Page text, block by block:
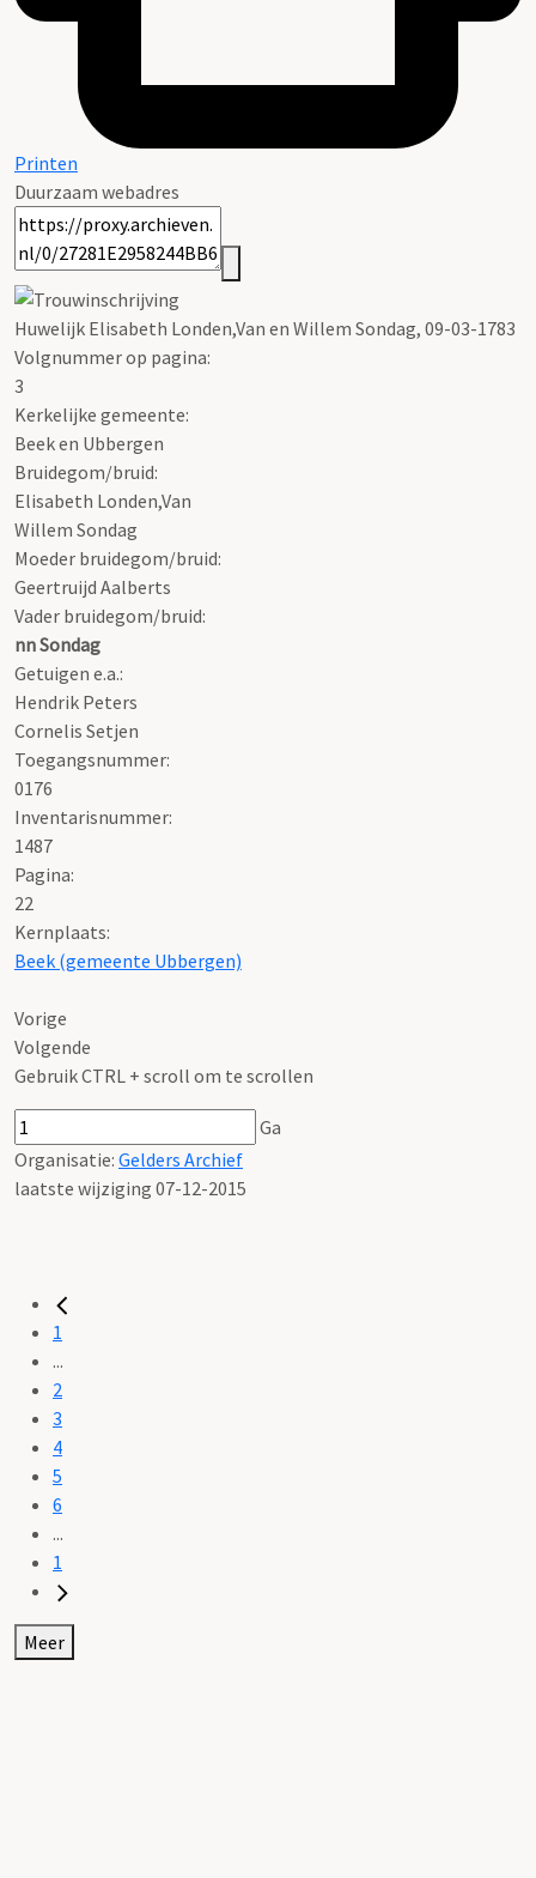
Printen
Duurzaam webadres
Huwelijk Elisabeth Londen,Van en Willem Sondag, 09-03-1783
Volgnummer op pagina:
3
Kerkelijke gemeente:
Beek en Ubbergen
Bruidegom/bruid:
Elisabeth Londen,Van
Willem Sondag
Moeder bruidegom/bruid:
Geertruijd Aalberts
Vader bruidegom/bruid:
nn Sondag
Getuigen e.a.:
Hendrik Peters
Cornelis Setjen
Toegangsnummer:
0176
Inventarisnummer:
1487
Pagina:
22
Kernplaats:
Beek (gemeente Ubbergen)
Vorige
Volgende
Gebruik CTRL + scroll om te scrollen
Ga
Organisatie: Gelders Archief
laatste wijziging 07-12-2015
1
...
2
3
4
5
6
...
1
Meer